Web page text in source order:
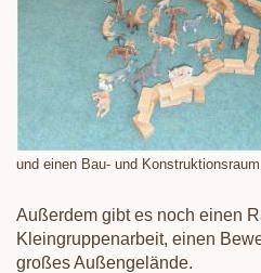
und einen Bau- und Konstruktionsraum.
Außerdem gibt es noch einen
Kleingruppenarbeit, einen
großes Außengelände.